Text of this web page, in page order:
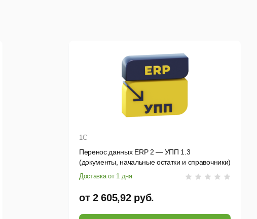
1С
Перенос данных ERP 2 — УПП 1.3
(документы, начальные остатки и справочники)
Доставка от 1 дня
от 2 605,92 руб.